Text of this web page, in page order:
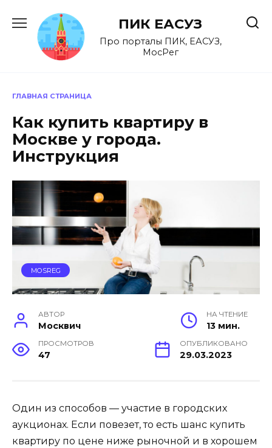
содержанию
ПИК ЕАСУЗ
Про порталы ПИК, ЕАСУЗ,
МосРег
ГЛАВНАЯ СТРАНИЦА
Как купить квартиру в
Москве у города.
Инструкция
MOSREG
АВТОР
Москвич
НА ЧТЕНИЕ
13 мин.
ПРОСМОТРОВ
47
ОПУБЛИКОВАНО
29.03.2023
Один из способов — участие в городских
аукционах. Если повезет, то есть шанс купить
квартиру по цене ниже рыночной и в хорошем